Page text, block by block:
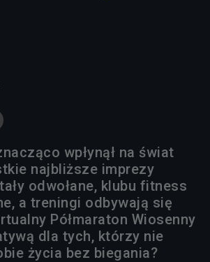
wpłynął na świat
najbliższe imprezy
odwołane, klubu fitness
a treningi odbywają się
Półmaraton Wiosenny
dla tych, którzy nie
życia bez biegania?